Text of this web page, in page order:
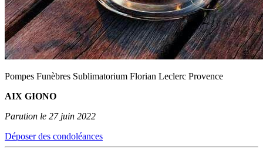
Pompes Funèbres Sublimatorium Florian Leclerc Provence
AIX GIONO
Parution le 27 juin 2022
Déposer des condoléances